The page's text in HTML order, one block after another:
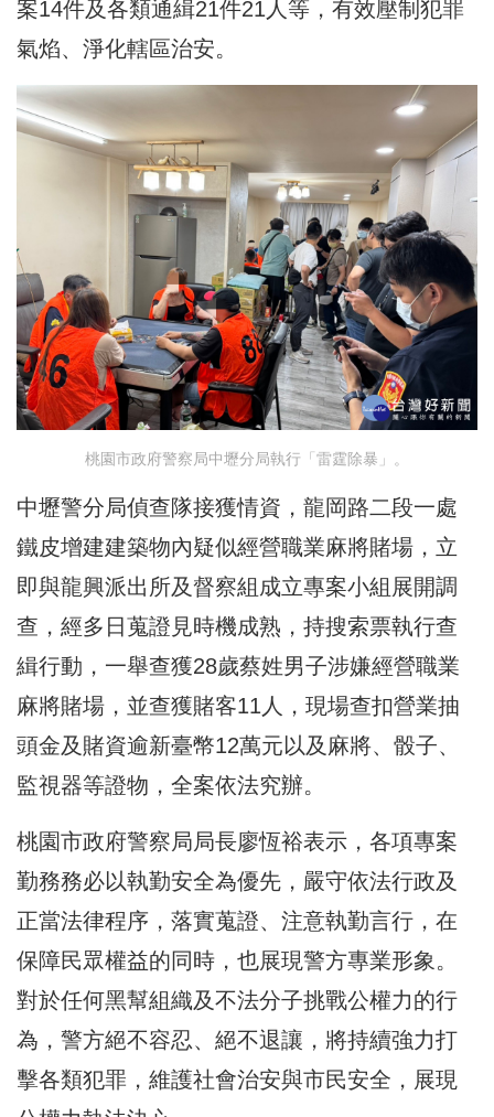
案14件及各類通緝21件21人等，有效壓制犯罪
氣焰、淨化轄區治安。
桃園市政府警察局中壢分局執行「雷霆除暴」。
中壢警分局偵查隊接獲情資，龍岡路二段一處
鐵皮增建建築物內疑似經營職業麻將賭場，立
即與龍興派出所及督察組成立專案小組展開調
查，經多日蒐證見時機成熟，持搜索票執行查
緝行動，一舉查獲28歲蔡姓男子涉嫌經營職業
麻將賭場，並查獲賭客11人，現場查扣營業抽
頭金及賭資逾新臺幣12萬元以及麻將、骰子、
監視器等證物，全案依法究辦。
桃園市政府警察局局長廖恆裕表示，各項專案
勤務務必以執勤安全為優先，嚴守依法行政及
正當法律程序，落實蒐證、注意執勤言行，在
保障民眾權益的同時，也展現警方專業形象。
對於任何黑幫組織及不法分子挑戰公權力的行
為，警方絕不容忍、絕不退讓，將持續強力打
擊各類犯罪，維護社會治安與市民安全，展現